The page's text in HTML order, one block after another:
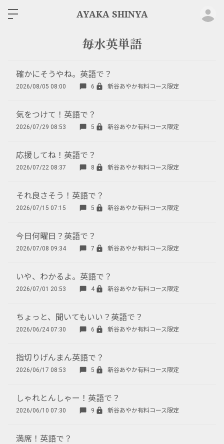
AYAKA SHINYA
毎水英単語
確かにそうやね。英語で？
2026/08/05 08:00 6 新谷あやか有料コース限定
気をつけて！英語で？
2026/07/29 08:53 5 新谷あやか有料コース限定
応援してね！英語で？
2026/07/22 08:37 8 新谷あやか有料コース限定
それ良さそう！英語で？
2026/07/15 07:15 5 新谷あやか有料コース限定
今日何曜日？英語で？
2026/07/08 09:34 7 新谷あやか有料コース限定
いや、わかるよ。英語で？
2026/07/01 20:53 4 新谷あやか有料コース限定
ちょっと、聞いてもいい？英語で？
2026/06/24 07:30 6 新谷あやか有料コース限定
指切りげんまん英語で？
2026/06/17 08:53 5 新谷あやか有料コース限定
しゃれとんしゃー！英語で？
2026/06/10 07:30 9 新谷あやか有料コース限定
満席！英語で？